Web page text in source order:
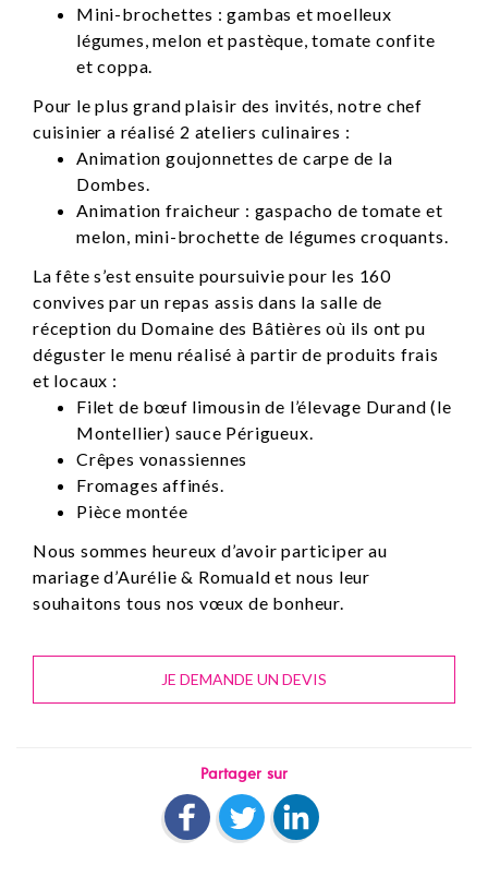
Mini-brochettes : gambas et moelleux
légumes, melon et pastèque, tomate confite
et coppa.
Pour le plus grand plaisir des invités, notre chef
cuisinier a réalisé 2 ateliers culinaires :
Animation goujonnettes de carpe de la
Dombes.
Animation fraicheur : gaspacho de tomate et
melon, mini-brochette de légumes croquants.
La fête s’est ensuite poursuivie pour les 160
convives par un repas assis dans la salle de
réception du Domaine des Bâtières où ils ont pu
déguster le menu réalisé à partir de produits frais
et locaux :
Filet de bœuf limousin de l’élevage Durand (le
Montellier) sauce Périgueux.
Crêpes vonassiennes
Fromages affinés.
Pièce montée
Nous sommes heureux d’avoir participer au
mariage d’Aurélie & Romuald et nous leur
souhaitons tous nos vœux de bonheur.
JE DEMANDE UN DEVIS
Partager sur